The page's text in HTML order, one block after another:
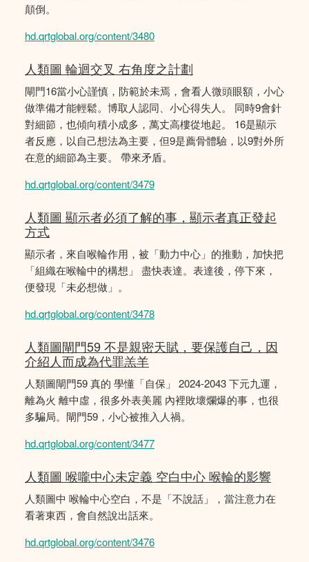
顛倒。
hd.qrtglobal.org/content/3480
人類圖 輪迴交叉 右角度之計劃
閘門16當小心謹慎，防範於未焉，會看人微頭眼額，小心
做準備才能輕鬆。博取人認同、小心得失人。 同時9會針
對細節，也傾向積小成多，萬丈高樓從地起。 16是顯示
者反應，以自己想法為主要，但9是薦骨體驗，以9對外所
在意的細節為主要。 帶來矛盾。
hd.qrtglobal.org/content/3479
人類圖 顯示者必須了解的事，顯示者真正發起
方式
顯示者，來自喉輪作用，被「動力中心」的推動，加快把
「組織在喉輪中的構想」 盡快表達。表達後，停下來，
便發現「未必想做」。
hd.qrtglobal.org/content/3478
人類圖閘門59 不是親密天賦，要保護自己，因
介紹人而成為代罪羔羊
人類圖閘門59 真的 學懂「自保」 2024-2043 下元九運，
離為火 離中虛，很多外表美麗 內裡敗壞爛爆的事，也很
多騙局。閘門59，小心被推入人禍。
hd.qrtglobal.org/content/3477
人類圖 喉嚨中心未定義 空白中心 喉輪的影響
人類圖中 喉輪中心空白，不是「不說話」，當注意力在
看著東西，會自然說出話來。
hd.qrtglobal.org/content/3476